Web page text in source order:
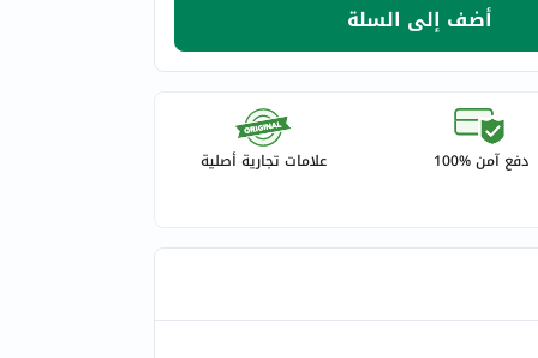
أضف إلى السلة
دفع آمن %100 علامات تجارية أصلية